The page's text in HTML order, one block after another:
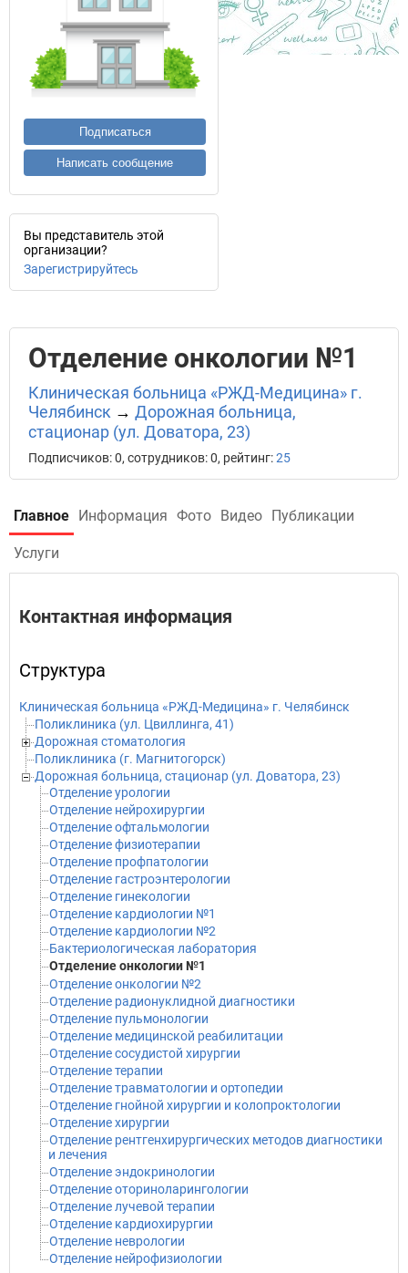
Подписаться
Написать сообщение
Вы представитель этой
организации?
Зарегистрируйтесь
Отделение онкологии №1
Клиническая больница «РЖД-Медицина» г.
Челябинск → Дорожная больница,
стационар (ул. Доватора, 23)
Подписчиков: 0, сотрудников: 0, рейтинг:25
Главное Информация Фото Видео Публикации
Услуги
Контактная информация
Структура
Клиническая больница «РЖД-Медицина» г. Челябинск
Поликлиника (ул. Цвиллинга, 41)
Дорожная стоматология
Поликлиника (г. Магнитогорск)
Дорожная больница, стационар (ул. Доватора, 23)
Отделение урологии
Отделение нейрохирургии
Отделение офтальмологии
Отделение физиотерапии
Отделение профпатологии
Отделение гастроэнтерологии
Отделение гинекологии
Отделение кардиологии №1
Отделение кардиологии №2
Бактериологическая лаборатория
Отделение онкологии №1
Отделение онкологии №2
Отделение радионуклидной диагностики
Отделение пульмонологии
Отделение медицинской реабилитации
Отделение сосудистой хирургии
Отделение терапии
Отделение травматологии и ортопедии
Отделение гнойной хирургии и колопроктологии
Отделение хирургии
Отделение рентгенхирургических методов диагностики
и лечения
Отделение эндокринологии
Отделение оториноларингологии
Отделение лучевой терапии
Отделение кардиохирургии
Отделение неврологии
Отделение нейрофизиологии